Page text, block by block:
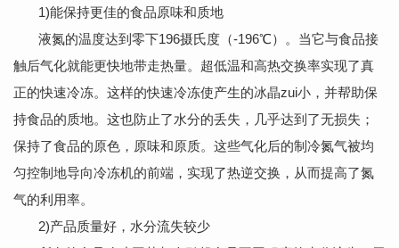
1)能保持更佳的食品原味和质地
液氮的温度达到零下196摄氏度（-196℃）。当它与食品接
触后气化就能更快地带走热量。超低温和高热交换率实现了真
正的快速冷冻。这样的快速冷冻使产生的冰晶zui小，并帮助保
持食品的质地。这也防止了水分的丢失，几乎达到了无损失；
保持了食品的原色，原味和原质。这些气化后的制冷氮气被均
匀控制地导向冷冻机的前端，实现了热逆交换，从而提高了氮
气的利用率。
2)产品质量好，水分流失较少